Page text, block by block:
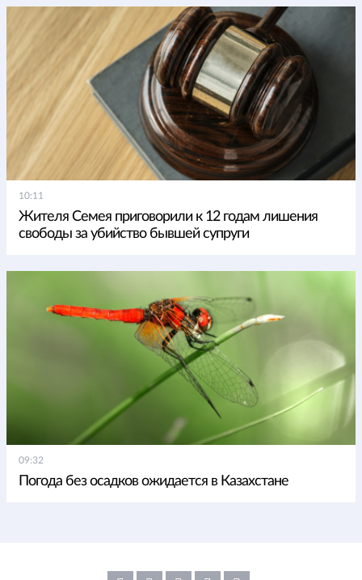
10:11
Жителя Семея приговорили к 12 годам лишения
свободы за убийство бывшей супруги
09:32
Погода без осадков ожидается в Казахстане